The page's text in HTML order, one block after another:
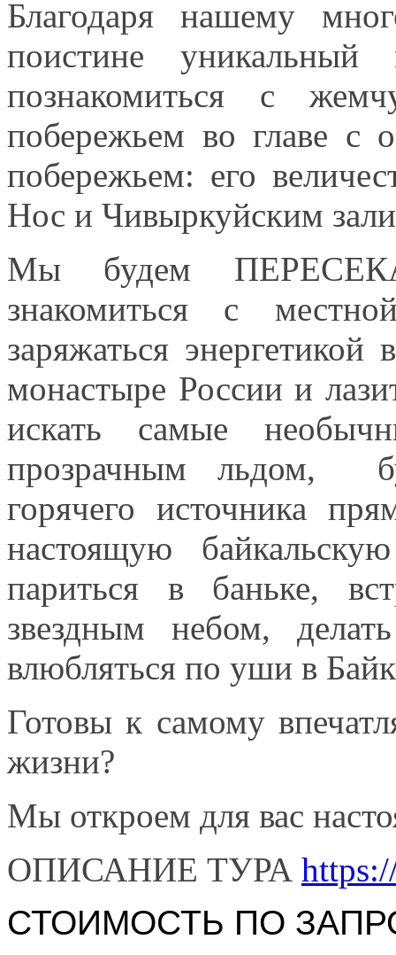
Благодаря нашему
поистине уникальный
познакомиться с
побережьем во главе с
побережьем: его
Нос и Чивыркуйским
Мы будем
знакомиться с
заряжаться
монастыре России и
искать самые
прозрачным льдом,
горячего источника
настоящую
париться в баньке,
звездным небом,
влюбляться по уши в
Готовы к самому
жизни?
Мы откроем для вас
ОПИСАНИЕ ТУРА
СТОИМОСТЬ ПО